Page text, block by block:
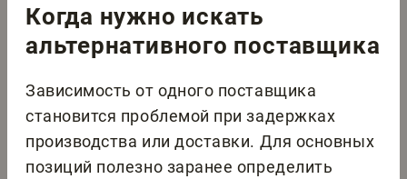
Когда нужно искать
альтернативного поставщика
Зависимость от одного поставщика
становится проблемой при задержках
производства или доставки. Для основных
позиций полезно заранее определить